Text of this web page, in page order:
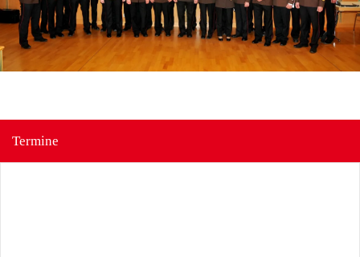
Termine